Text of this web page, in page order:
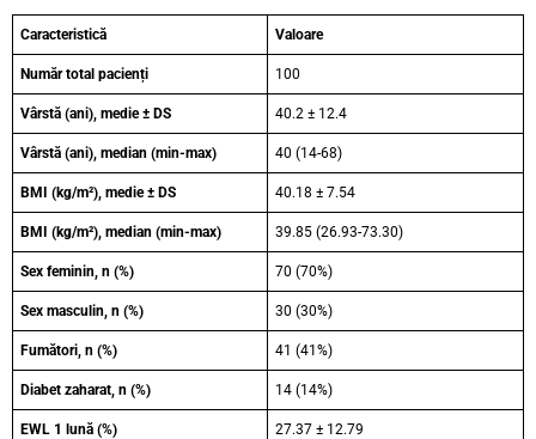
Caracteristică Valoare
Număr total pacienți 100
Vârstă (ani), medie ± DS 40.2 ± 12.4
Vârstă (ani), median (min-max) 40 (14-68)
BMI (kg/m²), medie ± DS 40.18 ± 7.54
BMI (kg/m²), median (min-max) 39.85 (26.93-73.30)
Sex feminin, n (%) 70 (70%)
Sex masculin, n (%) 30 (30%)
Fumători, n (%) 41 (41%)
Diabet zaharat, n (%) 14 (14%)
EWL 1 lună (%) 27.37 ± 12.79